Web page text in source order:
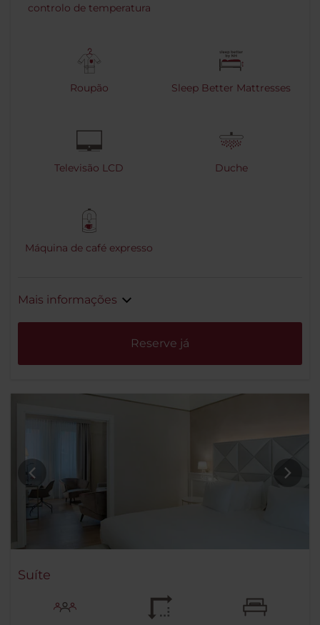
controlo de temperatura
Roupão Sleep Better Mattresses
Televisão LCD Duche
Máquina de café expresso
Mais informações
Reserve já
Suíte